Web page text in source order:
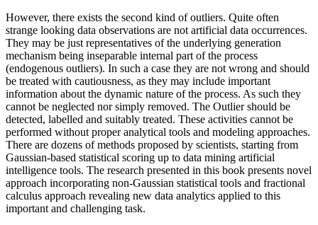
However, there exists the second kind of outliers. Quite often
strange looking data observations are not artificial data occurrences.
They may be just representatives of the underlying generation
mechanism being inseparable internal part of the process
(endogenous outliers). In such a case they are not wrong and should
be treated with cautiousness, as they may include important
information about the dynamic nature of the process. As such they
cannot be neglected nor simply removed. The Outlier should be
detected, labelled and suitably treated. These activities cannot be
performed without proper analytical tools and modeling approaches.
There are dozens of methods proposed by scientists, starting from
Gaussian-based statistical scoring up to data mining artificial
intelligence tools. The research presented in this book presents novel
approach incorporating non-Gaussian statistical tools and fractional
calculus approach revealing new data analytics applied to this
important and challenging task.